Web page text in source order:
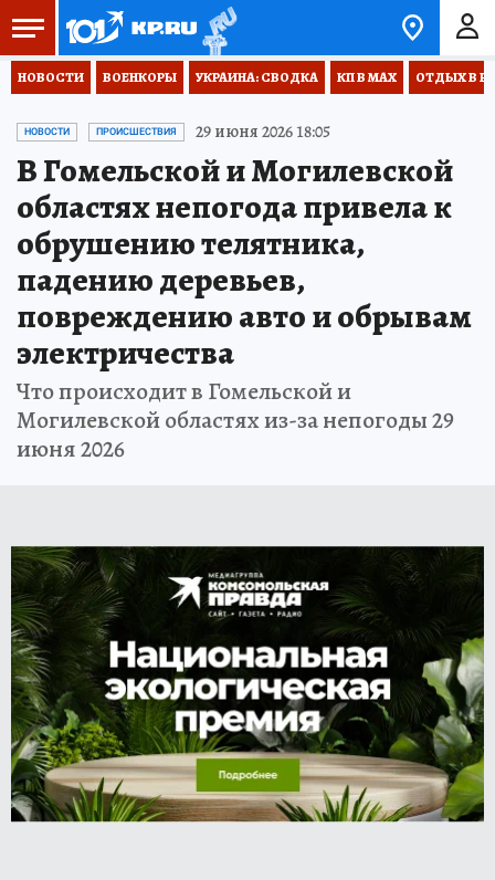
НОВОСТИ ВОЕНКОРЫ УКРАИНА: СВОДКА КП В МАХ ОТДЫХ В
НОВОСТИ ПРОИСШЕСТВИЯ 29 июня 2026 18:05
В Гомельской и Могилевской
областях непогода привела к
обрушению телятника,
падению деревьев,
повреждению авто и обрывам
электричества
Что происходит в Гомельской и
Могилевской областях из-за непогоды 29
июня 2026